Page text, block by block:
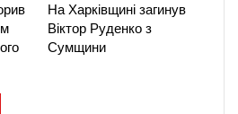
На Харківщині загинув
Віктор Руденко з
Сумщини